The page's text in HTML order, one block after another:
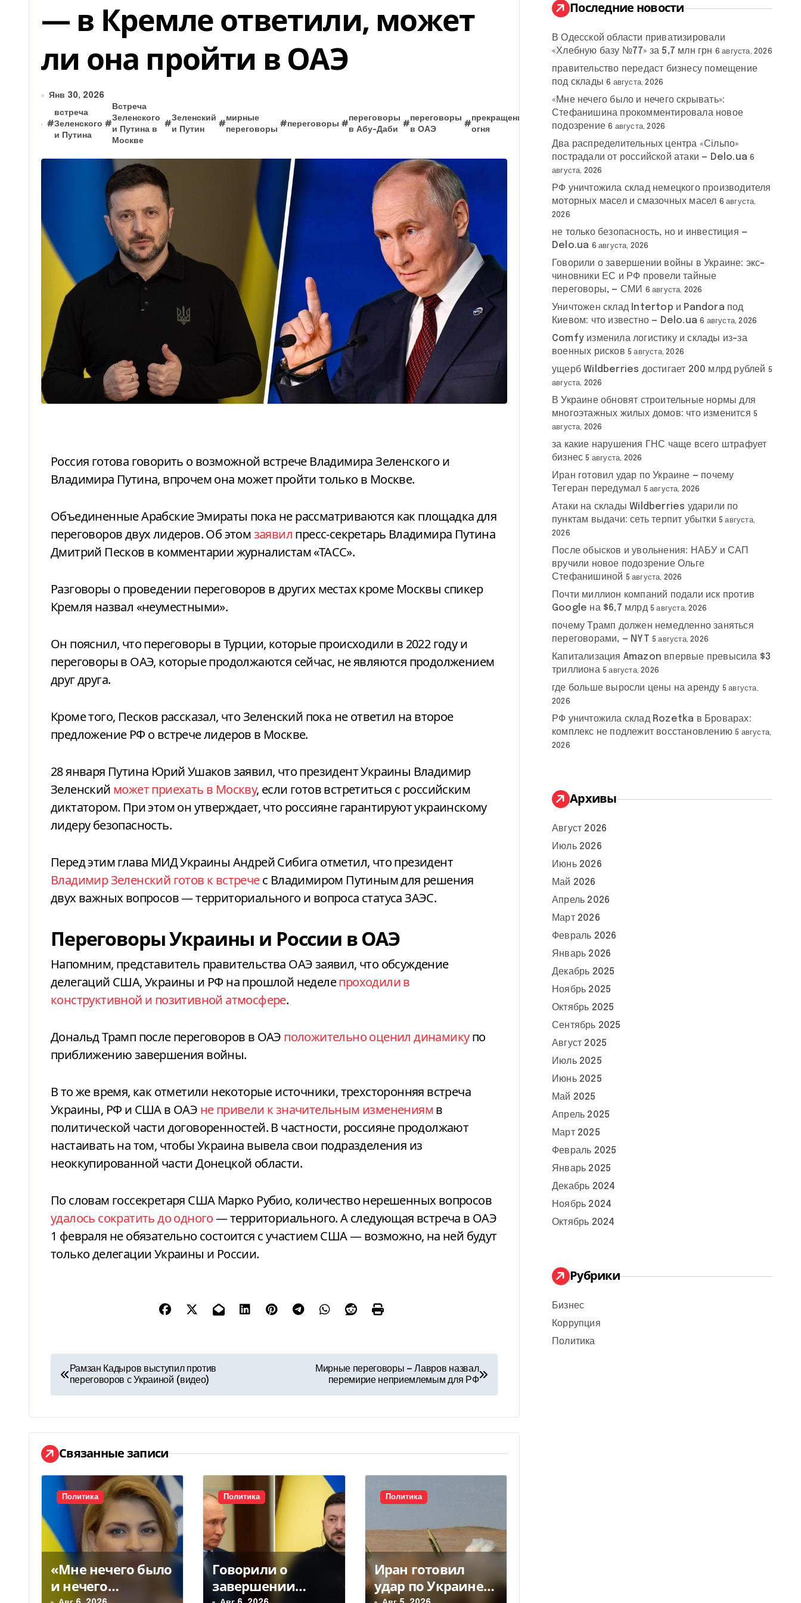
— в Кремле ответили, может
ли она пройти в ОАЭ
Янв 30, 2026
#
встреча
Зеленского
и Путина
#
Встреча
Зеленского
и Путина в
Москве
#
Зеленский
и Путин
#
мирные
переговоры
#переговоры #
переговоры
в Абу-Даби
#
переговоры
в ОАЭ
#
прекращение
огня
Россия готова говорить о возможной встрече Владимира Зеленского и
Владимира Путина, впрочем она может пройти только в Москве.
Объединенные Арабские Эмираты пока не рассматриваются как площадка для
переговоров двух лидеров. Об этомзаявил пресс-секретарь Владимира Путина
Дмитрий Песков в комментарии журналистам «ТАСС».
Разговоры о проведении переговоров в других местах кроме Москвы спикер
Кремля назвал «неуместными».
Он пояснил, что переговоры в Турции, которые происходили в 2022 году и
переговоры в ОАЭ, которые продолжаются сейчас, не являются продолжением
друг друга.
Кроме того, Песков рассказал, что Зеленский пока не ответил на второе
предложение РФ о встрече лидеров в Москве.
28 января Путина Юрий Ушаков заявил, что президент Украины Владимир
Зеленский может приехать в Москву, если готов встретиться с российским
диктатором. При этом он утверждает, что россияне гарантируют украинскому
лидеру безопасность.
Перед этим глава МИД Украины Андрей Сибига отметил, что президент
Владимир Зеленский готов к встречес Владимиром Путиным для решения
двух важных вопросов — территориального и вопроса статуса ЗАЭС.
Переговоры Украины и России в ОАЭ
Напомним, представитель правительства ОАЭ заявил, что обсуждение
делегаций США, Украины и РФ на прошлой неделепроходили в
конструктивной и позитивной атмосфере.
Дональд Трамп после переговоров в ОАЭ положительно оценил динамикупо
приближению завершения войны.
В то же время, как отметили некоторые источники, трехсторонняя встреча
Украины, РФ и США в ОАЭ не привели к значительным изменениямв
политической части договоренностей. В частности, россияне продолжают
настаивать на том, чтобы Украина вывела свои подразделения из
неоккупированной части Донецкой области.
По словам госсекретаря США Марко Рубио, количество нерешенных вопросов
удалось сократить до одного— территориального. А следующая встреча в ОАЭ
1 февраля не обязательно состоится с участием США — возможно, на ней будут
только делегации Украины и России.
Н
а
в
и
г
а
ц
и
я
п
Рамзан Кадыров выступил против
переговоров с Украиной (видео)
Мирные переговоры — Лавров назвал
перемирие неприемлемым для РФ
Связанные записи
Политика
«Мне нечего было
и нечего
Политика
Говорили о
завершении
Политика
Иран готовил
удар по Украине
:
Последние новости
В Одесской области приватизировали
«Хлебную базу №77» за 5,7 млн грн 6 августа, 2026
правительство передаст бизнесу помещение
под склады 6 августа, 2026
«Мне нечего было и нечего скрывать»:
Стефанишина прокомментировала новое
подозрение 6 августа, 2026
Два распределительных центра «Сільпо»
пострадали от российской атаки — Delo.ua 6
августа, 2026
РФ уничтожила склад немецкого производителя
моторных масел и смазочных масел 6 августа,
2026
не только безопасность, но и инвестиция —
Delo.ua 6 августа, 2026
Говорили о завершении войны в Украине: экс-
чиновники ЕС и РФ провели тайные
переговоры, — СМИ
6 августа, 2026
Уничтожен склад Intertop и Pandora под
Киевом: что известно — Delo.ua 6 августа, 2026
Comfy изменила логистику и склады из-за
военных рисков 5 августа, 2026
ущерб Wildberries достигает 200 млрд рублей 5
августа, 2026
В Украине обновят строительные нормы для
многоэтажных жилых домов: что изменится 5
августа, 2026
за какие нарушения ГНС чаще всего штрафует
бизнес 5 августа, 2026
Иран готовил удар по Украине — почему
Тегеран передумал 5 августа, 2026
Атаки на склады Wildberries ударили по
пунктам выдачи: сеть терпит убытки 5 августа,
2026
После обысков и увольнения: НАБУ и САП
вручили новое подозрение Ольге
Стефанишиной 5 августа, 2026
Почти миллион компаний подали иск против
Google на $6,7 млрд 5 августа, 2026
почему Трамп должен немедленно заняться
переговорами, — NYT 5 августа, 2026
Капитализация Amazon впервые превысила $3
триллиона 5 августа, 2026
где больше выросли цены на аренду 5 августа,
2026
РФ уничтожила склад Rozetka в Броварах:
комплекс не подлежит восстановлению 5 августа,
2026
Архивы
Август 2026
Июль 2026
Июнь 2026
Май 2026
Апрель 2026
Март 2026
Февраль 2026
Январь 2026
Декабрь 2025
Ноябрь 2025
Октябрь 2025
Сентябрь 2025
Август 2025
Июль 2025
Июнь 2025
Май 2025
Апрель 2025
Март 2025
Февраль 2025
Январь 2025
Декабрь 2024
Ноябрь 2024
Октябрь 2024
Рубрики
Бизнес
Коррупция
Политика